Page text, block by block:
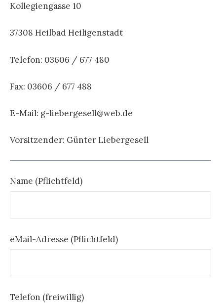
Kollegiengasse 10
37308 Heilbad Heiligenstadt
Telefon: 03606 / 677 480
Fax: 03606 / 677 488
E-Mail: g-liebergesell@web.de
Vorsitzender: Günter Liebergesell
Name (Pflichtfeld)
eMail-Adresse (Pflichtfeld)
Telefon (freiwillig)